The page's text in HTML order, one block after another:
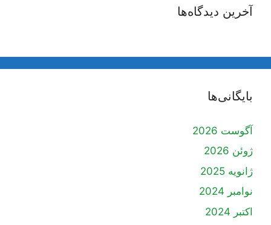
آخرین دیدگاه‌ها
بایگانی‌ها
آگوست 2026
ژوئن 2026
ژانویه 2025
نوامبر 2024
اکتبر 2024